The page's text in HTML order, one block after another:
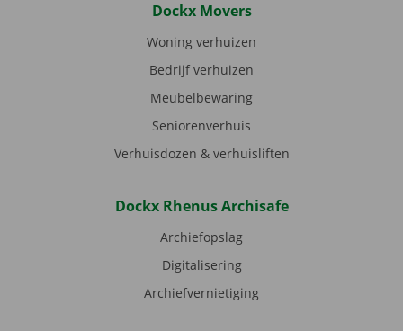
Dockx Movers
Woning verhuizen
Bedrijf verhuizen
Meubelbewaring
Seniorenverhuis
Verhuisdozen & verhuisliften
Dockx Rhenus Archisafe
Archiefopslag
Digitalisering
Archiefvernietiging